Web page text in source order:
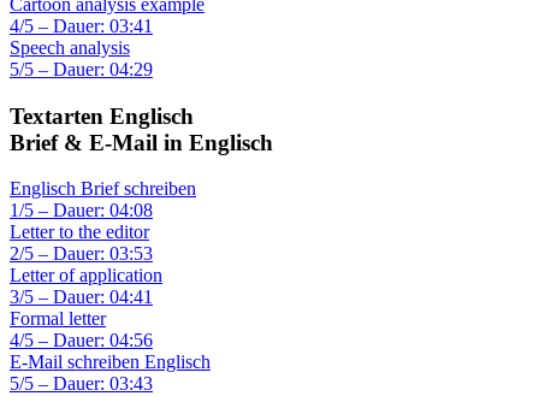
4/5 – Dauer: 03:41
Speech analysis
5/5 – Dauer: 04:29
Textarten Englisch
Brief & E-Mail in Englisch
Englisch Brief schreiben
1/5 – Dauer: 04:08
Letter to the editor
2/5 – Dauer: 03:53
Letter of application
3/5 – Dauer: 04:41
Formal letter
4/5 – Dauer: 04:56
E-Mail schreiben Englisch
5/5 – Dauer: 03:43